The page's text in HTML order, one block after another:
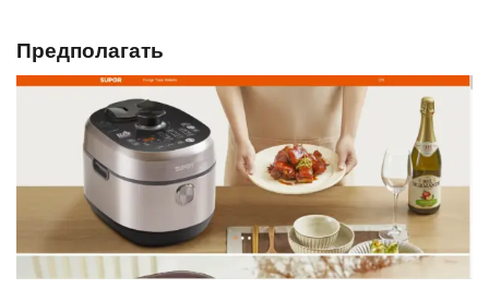
Предполагать